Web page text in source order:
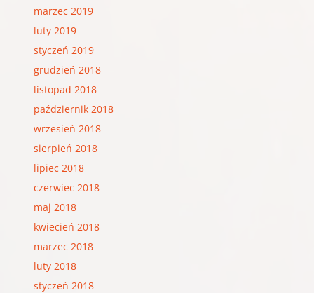
marzec 2019
luty 2019
styczeń 2019
grudzień 2018
listopad 2018
październik 2018
wrzesień 2018
sierpień 2018
lipiec 2018
czerwiec 2018
maj 2018
kwiecień 2018
marzec 2018
luty 2018
styczeń 2018